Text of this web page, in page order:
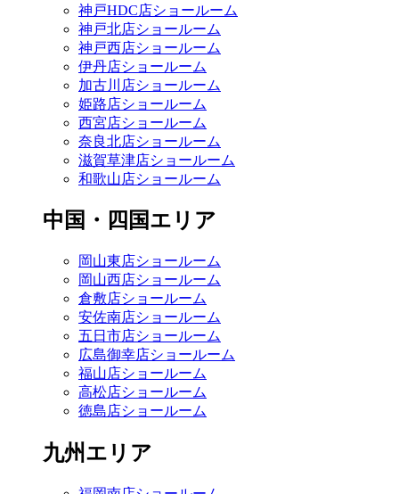
神戸HDC店ショールーム
神戸北店ショールーム
神戸西店ショールーム
伊丹店ショールーム
加古川店ショールーム
姫路店ショールーム
西宮店ショールーム
奈良北店ショールーム
滋賀草津店ショールーム
和歌山店ショールーム
中国・四国エリア
岡山東店ショールーム
岡山西店ショールーム
倉敷店ショールーム
安佐南店ショールーム
五日市店ショールーム
広島御幸店ショールーム
福山店ショールーム
高松店ショールーム
徳島店ショールーム
九州エリア